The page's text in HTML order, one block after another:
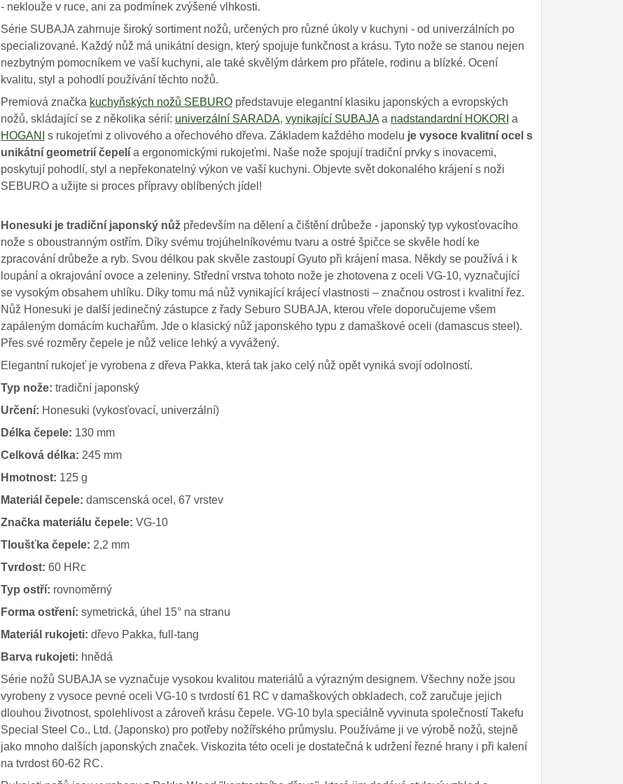
- neklouže v ruce, ani za podmínek zvýšené vlhkosti.
Série SUBAJA zahrnuje široký sortiment nožů, určených pro různé úkoly v kuchyni - od univerzálních po
specializované. Každý nůž má unikátní design, který spojuje funkčnost a krásu. Tyto nože se stanou nejen
nezbytným pomocníkem ve vaší kuchyni, ale také skvělým dárkem pro přátele, rodinu a blízké. Ocení
kvalitu, styl a pohodlí používání těchto nožů.
Premiová značka kuchyňských nožů SEBUROpředstavuje elegantní klasiku japonských a evropských
nožů, skládající se z několika sérií: univerzální SARADA, vynikající SUBAJAa nadstandardní HOKORI a
HOGANI
s rukojeťmi z olivového a ořechového dřeva. Základem každého modelu je vysoce kvalitní ocel s
unikátní geometrií čepelía ergonomickými rukojeťmi. Naše nože spojují tradiční prvky s inovacemi,
poskytují pohodlí, styl a nepřekonatelný výkon ve vaší kuchyni. Objevte svět dokonalého krájení s noži
SEBURO a užijte si proces přípravy oblíbených jídel!
Honesuki je tradiční japonský nůžpředevším na dělení a čištění drůbeže - japonský typ vykosťovacího
nože s oboustranným ostřím. Díky svému trojúhelníkovému tvaru a ostré špičce se skvěle hodí ke
zpracování drůbeže a ryb. Svou délkou pak skvěle zastoupí Gyuto při krájení masa. Někdy se používá i k
loupání a okrajování ovoce a zeleniny. Střední vrstva tohoto nože je zhotovena z oceli VG-10, vyznačující
se vysokým obsahem uhlíku. Díky tomu má nůž vynikající krájecí vlastnosti – značnou ostrost i kvalitní řez.
Nůž Honesuki je další jedinečný zástupce z řady Seburo SUBAJA, kterou vřele doporučujeme všem
zapáleným domácím kuchařům. Jde o klasický nůž japonského typu z damaškové oceli (damascus steel).
Přes své rozměry čepele je nůž velice lehký a vyvážený.
Elegantní rukojeť je vyrobena z dřeva Pakka, která tak jako celý nůž opět vyniká svojí odolností.
Typ nože: tradiční japonský
Určení: Honesuki (vykosťovací, univerzální)
Délka čepele: 130 mm
Celková délka: 245 mm
Hmotnost: 125 g
Materiál čepele: damscenská ocel, 67 vrstev
Značka materiálu čepele: VG-10
Tloušťka čepele: 2,2 mm
Tvrdost: 60 HRc
Typ ostří: rovnoměrný
Forma ostření: symetrická, úhel 15° na stranu
Materiál rukojeti: dřevo Pakka, full-tang
Barva rukojeti: hnědá
Série nožů SUBAJA se vyznačuje vysokou kvalitou materiálů a výrazným designem. Všechny nože jsou
vyrobeny z vysoce pevné oceli VG-10 s tvrdostí 61 RC v damaškových obkladech, což zaručuje jejich
dlouhou životnost, spolehlivost a zároveň krásu čepele. VG-10 byla speciálně vyvinuta společností Takefu
Special Steel Co., Ltd. (Japonsko) pro potřeby nožířského průmyslu. Používáme ji ve výrobě nožů, stejně
jako mnoho dalších japonských značek. Viskozita této oceli je dostatečná k udržení řezné hrany i při kalení
na tvrdost 60-62 RC.